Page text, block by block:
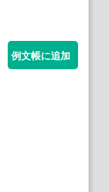
例文帳に追加